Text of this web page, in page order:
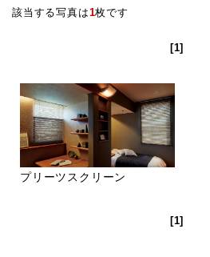
該当する写真は1枚です
[1]
プリーツスクリーン
[1]